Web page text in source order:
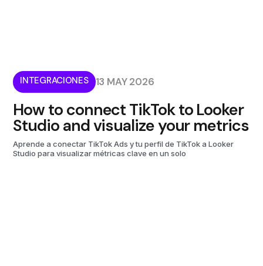
INTEGRACIONES 13 MAY 2026
How to connect TikTok to Looker
Studio and visualize your metrics
Aprende a conectar TikTok Ads y tu perfil de TikTok a Looker
Studio para visualizar métricas clave en un solo